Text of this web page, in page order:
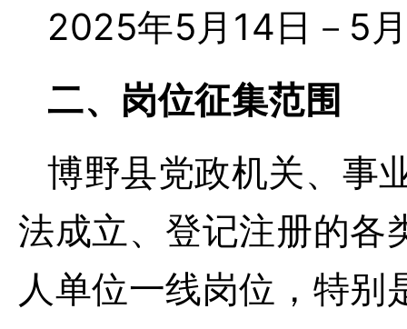
2025年5月14日－5
二、岗位征集范围
博野县党政机关、事
法成立、登记注册的各
人单位一线岗位，特别